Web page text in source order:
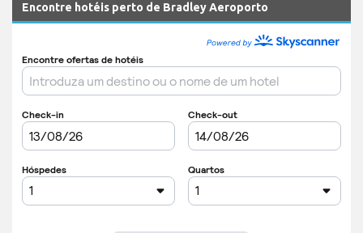
Encontre hotéis perto de Bradley Aeroporto